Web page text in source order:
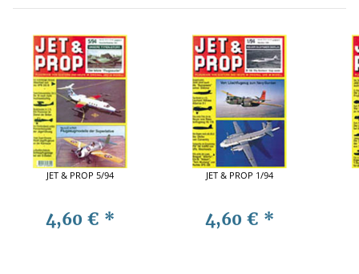
JET & PROP 5/94
4,60 € *
JET & PROP 1/94
4,60 € *